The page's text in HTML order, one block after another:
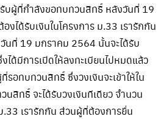
รับผู้ที่กำลังขอทบทวนสิทธิ์ หลังวันที่ 19
ได้รับเงินในโครงการ ม.33 เรารักกัน
ที่ 19 มกราคม 2564 นั้นจะได้รับ
งได้มีการเปิดให้ลงทะเบียนไปหมดแล้ว
รอทบทวนสิทธิ์ ซึ่งวงเงินจะเข้าให้ใน
สิทธิ์ จะได้รับวงเงินทีเดียว จำนวน
.33 เรารักกัน ส่วนผู้ที่ต้องการยื่น